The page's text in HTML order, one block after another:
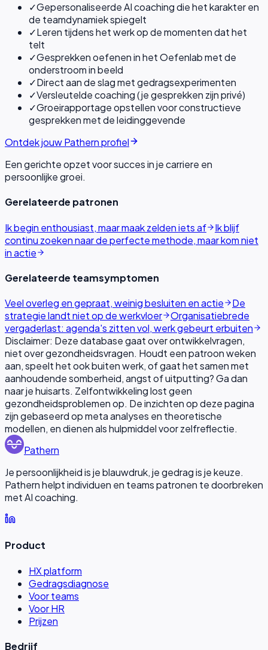
✓Gepersonaliseerde AI coaching die het karakter en
de teamdynamiek spiegelt
✓Leren tijdens het werk op de momenten dat het
telt
✓Gesprekken oefenen in het Oefenlab met de
onderstroom in beeld
✓Direct aan de slag met gedragsexperimenten
✓Versleutelde coaching (je gesprekken zijn privé)
✓Groeirapportage opstellen voor constructieve
gesprekken met de leidinggevende
Ontdek jouw Pathern profiel
Een gerichte opzet voor succes in je carriere en
persoonlijke groei.
Gerelateerde patronen
Ik begin enthousiast, maar maak zelden iets af
Ik blijf
continu zoeken naar de perfecte methode, maar kom niet
in actie
Gerelateerde teamsymptomen
Veel overleg en gepraat, weinig besluiten en actie
De
strategie landt niet op de werkvloer
Organisatiebrede
vergaderlast: agenda's zitten vol, werk gebeurt erbuiten
Disclaimer: Deze database gaat over ontwikkelvragen,
niet over gezondheidsvragen. Houdt een patroon weken
aan, speelt het ook buiten werk, of gaat het samen met
aanhoudende somberheid, angst of uitputting? Ga dan
naar je huisarts. Zelfontwikkeling lost geen
gezondheidsproblemen op. De inzichten op deze pagina
zijn gebaseerd op meta analyses en theoretische
modellen, en dienen als hulpmiddel voor zelfreflectie.
Pathern
Je persoonlijkheid is je blauwdruk, je gedrag is je keuze.
Pathern helpt individuen en teams patronen te doorbreken
met AI coaching.
Product
HX platform
Gedragsdiagnose
Voor teams
Voor HR
Prijzen
Bedrijf